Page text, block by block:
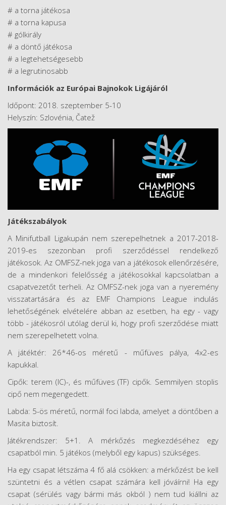
# a torna játékosa
# a torna kapusa
# gólkirály
# a döntő játékosa
# a legtehetségesebb
# a legrutinosabb
Információk az Európai Bajnokok Ligájáról
Időpont: 2018. szeptember 5-10
Helyszín: Szlovénia, Čatež
Játékszabályok
A Minifutball Ligakupán nem szerepelhetnek a 2017-2018-
2019-es szezonban profi szerződéssel rendelkező
játékosok. Az OMFSZ-nek joga van a játékosok ellenőrzésére,
de a mindenkori felelősség a játékosokkal kapcsolatban a
csapatvezetőt terheli. Az OMFSZ-nek joga van a nyeremény
visszatartására és az EMF Champions League indulás
lehetőségének elvételére abban az esetben, ha egy - vagy
több - játékosról utólag derül ki, hogy profi szerződése miatt
nem szerepelhetett volna.
A játéktér: 26*46-os méretű - műfüves pálya, 4x2-es
kapukkal.
Cipők: terem (IC)-, és műfüves (TF) cipők. Semmilyen stoplis
cipő nem megengedett.
Labda: 5-ös méretű, normál foci labda, amelyet a döntőben a
Masita biztosít.
Játékrendszer: 5+1. A mérkőzés megkezdéséhez egy
csapatból min. 5 játékos (melyből egy kapus) szükséges.
Ha egy csapat létszáma 4 fő alá csökken: a mérkőzést be kell
szüntetni és a vétlen csapat számára kell jóváírni! Ha egy
csapat (sérülés vagy bármi más okból ) nem tud kiállni az